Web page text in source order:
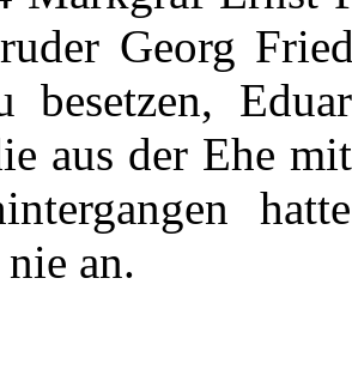
Georg
besetzen,
aus der Ehe mit
hatte
nie an.